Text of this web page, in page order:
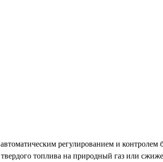
регулированием и контролем
топлива на природный газ или